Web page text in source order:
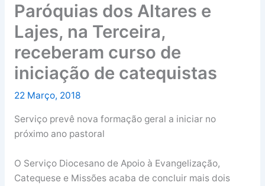
Paróquias dos Altares e
Lajes, na Terceira,
receberam curso de
iniciação de catequistas
22 Março, 2018
Serviço prevê nova formação geral a iniciar no
próximo ano pastoral
O Serviço Diocesano de Apoio à Evangelização,
Catequese e Missões acaba de concluir mais dois